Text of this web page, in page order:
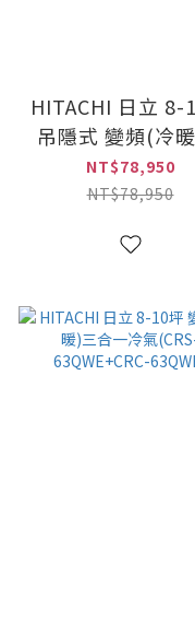
HITACHI 日立 8-
吊隱式 變頻(冷
合一冷氣(CRD-
63QWE+CRC-
NT$78,950
NT$78,950